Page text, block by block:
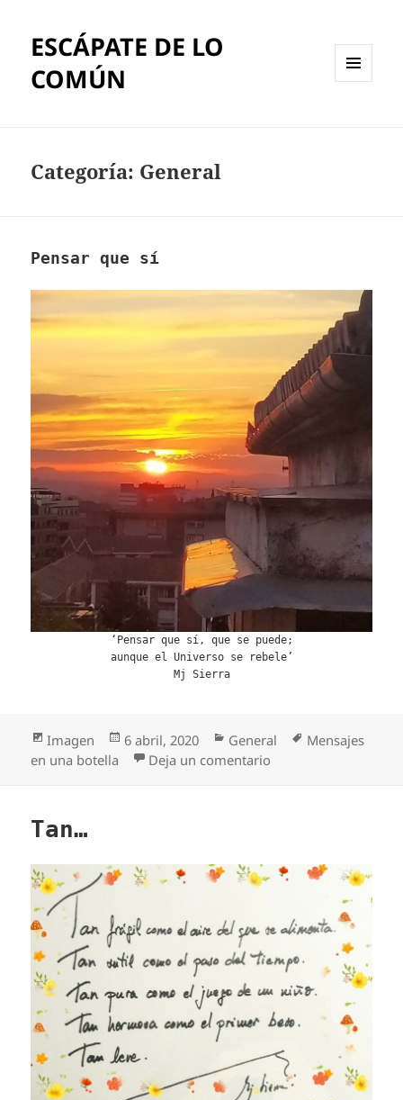
ESCÁPATE DE LO
COMÚN
Categoría: General
Pensar que sí
‘Pensar que sí, que se puede;
aunque el Universo se rebele’
Mj Sierra
Formato
Imagen
Publicado
el
6 abril, 2020 Categorías
General Etiquetas
Mensajes
en una botella
Deja un comentario
Tan…